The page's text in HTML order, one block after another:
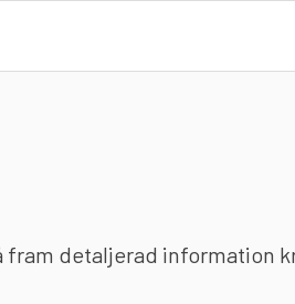
detaljerad information